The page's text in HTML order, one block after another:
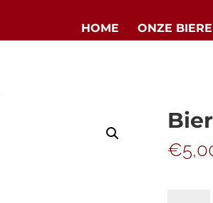
HOME ONZE
€